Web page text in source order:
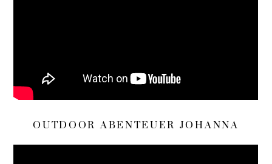
OUTDOOR ABENTEUER JOHANNA